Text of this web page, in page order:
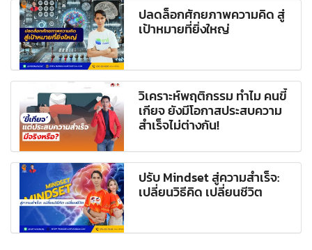
ปลดล็อกศักยภาพความคิด สู่
เป้าหมายที่ยิ่งใหญ่
วิเคราะห์พฤติกรรม ทำไม คนขี้
เกียจ ยังมีโอกาสประสบความ
สำเร็จไม่ต่างกัน!
ปรับ Mindset สู่ความสำเร็จ:
เปลี่ยนวิธีคิด เปลี่ยนชีวิต